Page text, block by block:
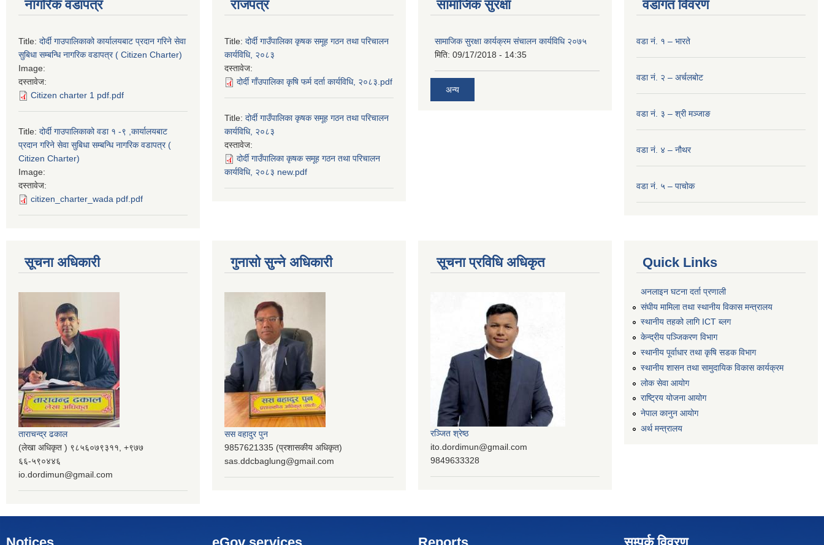
नागरिक वडापत्र
Title: दोर्दी गाउपालिकाको कार्यालयबाट प्रदान गरिने सेवा
सुबिधा सम्बन्धि नागरिक वडापत्र ( Citizen Charter)
Image:
दस्तावेज:
Citizen charter 1 pdf.pdf
Title: दोर्दी गाउपालिकाको वडा १ -९ ,कार्यालयबाट
प्रदान गरिने सेवा सुबिधा सम्बन्धि नागरिक वडापत्र (
Citizen Charter)
Image:
दस्तावेज:
citizen_charter_wada pdf.pdf
राजपत्र
Title: दोर्दी गाउँपालिका कृषक समूह गठन तथा परिचालन
कार्यविधि, २०८३
दस्तावेज:
दोर्दी गाँउपालिका कृषि फर्म दर्ता कार्यविधि, २०८३.pdf
Title: दोर्दी गाउँपालिका कृषक समूह गठन तथा परिचालन
कार्यविधि, २०८३
दस्तावेज:
दोर्दी गाउँपालिका कृषक समूह गठन तथा परिचालन
कार्यविधि, २०८३ new.pdf
सामाजिक सुरक्षा
सामाजिक सुरक्षा कार्यक्रम संचालन कार्यविधि २०७५
मिति: 09/17/2018 - 14:35
अन्य
वडागत विवरण
वडा नं. १ – भारते
वडा नं. २ – अर्चलबोट
वडा नं. ३ – श्री मञ्‍जाङ
वडा नं. ४ – नौथर
वडा नं. ५ – पाचोक
सूचना अधिकारी
ताराचन्द्र ढकाल
(लेखा अधिकृत ) ९८५६०७९३११, ‌‍‍+९७७
६६-५९०४४६
io.dordimun@gmail.com
गुनासो सुन्ने अधिकारी
सस वहादुर पुन
9857621335 (प्रशासकीय अधिकृत)
sas.ddcbaglung@gmail.com
सूचना प्रविधि अधिकृत
रञ्‍जित श्रेष्ठ
ito.dordimun@gmail.com
9849633328
Quick Links
अनलाइन घटना दर्ता प्रणाली
संघीय मामिला तथा स्थानीय विकास मन्त्रालय
स्थानीय तहको लागि ICT ब्लग
केन्द्रीय पञ्जिकरण विभाग
स्थानीय पूर्वाधार तथा कृषि सडक विभाग
स्थानीय शासन तथा सामुदायिक विकास कार्यक्रम
लोक सेवा आयोग
राष्ट्रिय योजना आयोग
नेपाल कानुन आयोग
अर्थ मन्त्रालय